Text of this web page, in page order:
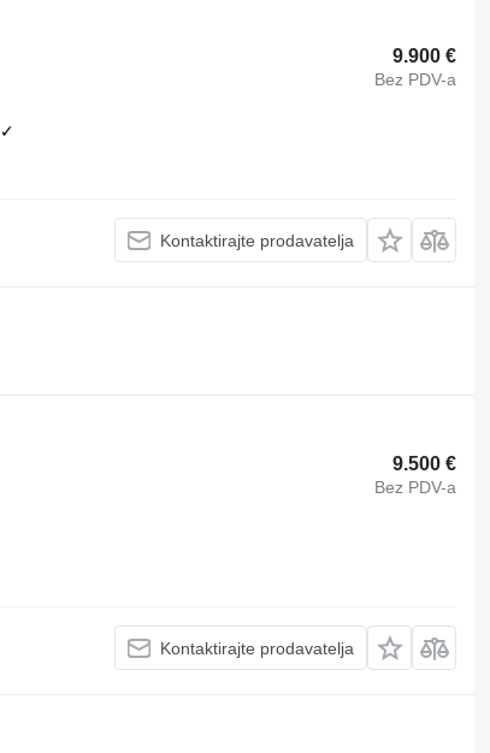
9.900 €
Bez PDV-a
✓
Kontaktirajte prodavatelja
9.500 €
Bez PDV-a
Kontaktirajte prodavatelja